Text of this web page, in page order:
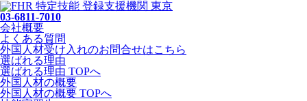
03-6811-7010
会社概要
よくある質問
外国人材受け入れのお問合せはこちら
選ばれる理由
選ばれる理由 TOPへ
外国人材の概要
外国人材の概要 TOPへ